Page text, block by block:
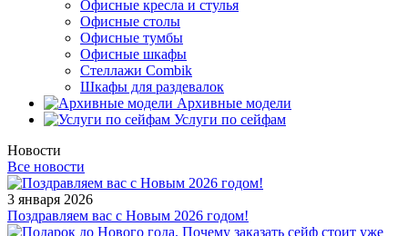
Офисные кресла и стулья
Офисные столы
Офисные тумбы
Офисные шкафы
Стеллажи Combik
Шкафы для раздевалок
Архивные модели
Услуги по сейфам
Новости
Все новости
3 января 2026
Поздравляем вас с Новым 2026 годом!